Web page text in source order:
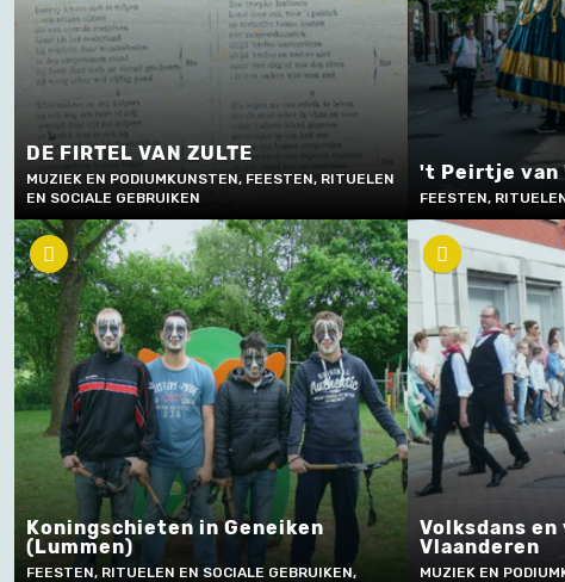
DE FIRTEL VAN ZULTE
MUZIEK EN PODIUMKUNSTEN, FEESTEN, RITUELEN
EN SOCIALE GEBRUIKEN
't Peirtje van
FEESTEN,
Koningschieten in Geneiken
(Lummen)
FEESTEN, RITUELEN EN SOCIALE GEBRUIKEN,
Volksdans
Vlaanderen
MUZIEK EN